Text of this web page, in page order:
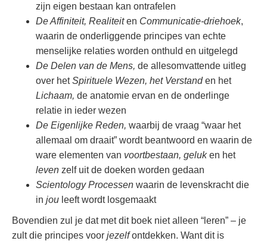
zijn eigen bestaan kan ontrafelen
De Affiniteit, Realiteiten Communicatie-driehoek,
waarin de onderliggende principes van echte
menselijke relaties worden onthuld en uitgelegd
De Delen van de Mens, de allesomvattende uitleg
over hetSpirituele Wezen, het Verstanden het
Lichaam, de anatomie ervan en de onderlinge
relatie in ieder wezen
De Eigenlijke Reden, waarbij de vraag “waar het
allemaal om draait” wordt beantwoord en waarin de
ware elementen van voortbestaan, geluken het
leven zelf uit de doeken worden gedaan
Scientology Processen waarin de levenskracht die
in jou leeft wordt losgemaakt
Bovendien zul je dat met dit boek niet alleen “leren” – je
zult die principes voor jezelfontdekken. Want dit is